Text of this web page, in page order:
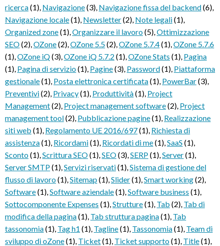
ricerca(1), Navigazione(3), Navigazione fissa del backend(6),
Navigazione locale(1), Newsletter(2), Note legali(1),
Organized zone(1),Organizzare il lavoro(5),Ottimizzazione
SEO(2),OZone(2),OZone 5.5(2),OZone 5.7.4(1),OZone 5.7.6
(1),OZone iQ(3),OZone iQ 5.7.2 (1),OZone Stats (1), Pagina
(1), Pagina di servizio(1), Pagine(3), Password(1), Piattaforma
gestionale(1), Posta elettronica certificata(1), PowerBar(3),
Preventivi(2), Privacy(1), Produttività(1), Project
Management(2), Project management software(2), Project
management tool(2), Pubblicazione pagine(1), Realizzazione
siti web (1), Regolamento UE 2016/697(1), Richiesta di
assistenza(1), Ricordami(1), Ricordati di me(1),SaaS (1),
Sconto(1),Scrittura SEO(1),SEO(3),SERP(1),Server(1),
Server SMTP(1),Servizi riservati(1),Sistema di gestione del
flusso di lavoro(1),Sitemap(1),Slider(1),Smart working(2),
Software(1),Software aziendale(1),Software business (1),
Sottocomponente Expenses (1),Strutture(1), Tab (2), Tab di
modifica della pagina(1), Tab struttura pagina(1), Tab
tassonomia(1), Tag h1 (1), Tagline(1), Tassonomia(1), Team di
sviluppo di oZone(1), Ticket(1), Ticket supporto(1), Title(1),